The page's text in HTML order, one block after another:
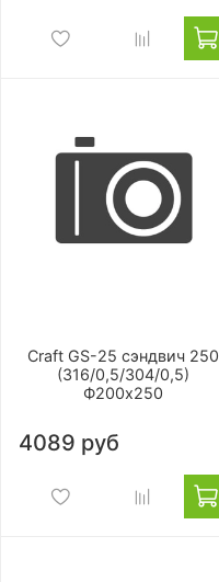
Craft GS-25 сэндвич 250
(316/0,5/304/0,5)
Ф200х250
4089 руб